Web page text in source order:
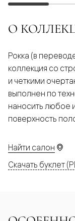
О
Рокка (в
коллекция со
и четкими
выполнен по
наносить любое
поверхность
Найти салон
Скачать буклет